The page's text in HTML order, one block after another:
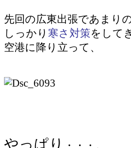
先回の広東出張であまり
しっかり 寒さ対策をして
空港に降り立って、
やっぱり ・・・。